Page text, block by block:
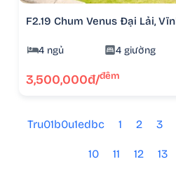
F2.19 Chum Venus Đại Lải,
4 ngủ 4 giường
3,500,000đ/đêm
Tru01b0u1edbc 1 2 3
10 11 12 13